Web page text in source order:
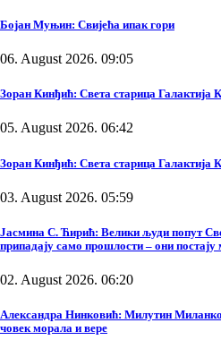
Бојан Муњин: Свијећа ипак гори
06. August 2026. 09:05
Зоран Кинђић: Света старица Галактија
05. August 2026. 06:42
Зоран Кинђић: Света старица Галактија
03. August 2026. 05:59
Јасмина С. Ћирић: Велики људи попут
припадају само прошлости – они постају
02. August 2026. 06:20
Александра Нинковић: Милутин
човек морала и вере